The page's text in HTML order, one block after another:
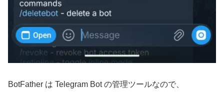
BotFather は Telegram Bot の管理ツールなので、